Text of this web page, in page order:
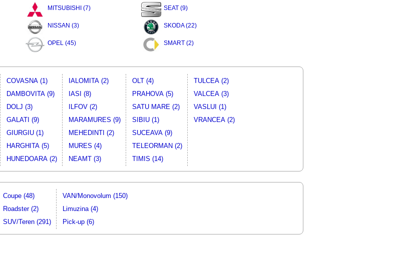
MITSUBISHI (7)
NISSAN (3)
OPEL (45)
SEAT (9)
SKODA (22)
SMART (2)
COVASNA (1)
DAMBOVITA (9)
DOLJ (3)
GALATI (9)
GIURGIU (1)
HARGHITA (5)
HUNEDOARA (2)
IALOMITA (2)
IASI (8)
ILFOV (2)
MARAMURES (9)
MEHEDINTI (2)
MURES (4)
NEAMT (3)
OLT (4)
PRAHOVA (5)
SATU MARE (2)
SIBIU (1)
SUCEAVA (9)
TELEORMAN (2)
TIMIS (14)
TULCEA (2)
VALCEA (3)
VASLUI (1)
VRANCEA (2)
Coupe (48)
Roadster (2)
SUV/Teren (291)
VAN/Monovolum (150)
Limuzina (4)
Pick-up (6)